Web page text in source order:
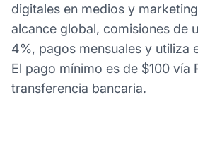
digitales en medios y
alcance global, comisiones de
4%, pagos mensuales y utiliza
El pago mínimo es de $100 vía
transferencia bancaria.